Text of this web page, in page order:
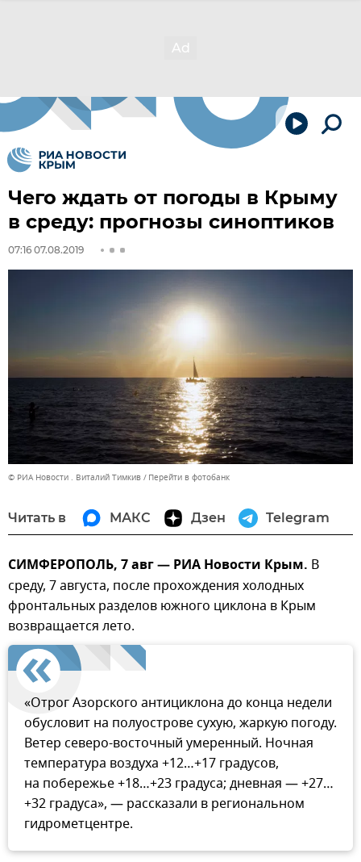
Чего ждать от погоды в Крыму
в среду: прогнозы синоптиков
07:16 07.08.2019
© РИА Новости . Виталий Тимкив Перейти в фотобанк
Читать в МАКС Дзен Telegram
СИМФЕРОПОЛЬ, 7 авг — РИА Новости Крым. В
среду, 7 августа, после прохождения холодных
фронтальных разделов южного циклона в Крым
возвращается лето.
«Отрог Азорского антициклона до конца недели
обусловит на полуострове сухую, жаркую погоду.
Ветер северо-восточный умеренный. Ночная
температура воздуха +12…+17 градусов,
на побережье +18…+23 градуса; дневная — +27…
+32 градуса», — рассказали в региональном
гидрометцентре.